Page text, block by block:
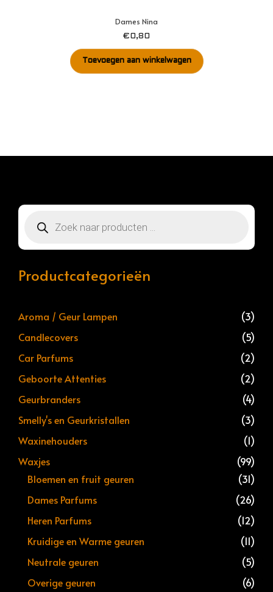
Dames Nina
€0,80
Toevoegen aan winkelwagen
zoeken
Productcategorieën
Aroma / Geur Lampen
(3)
Candlecovers
(5)
Car Parfums
(2)
Geboorte Attenties
(2)
Geurbranders
(4)
Smelly's en Geurkristallen
(3)
Waxinehouders
(1)
Waxjes
(99)
Bloemen en fruit geuren
(31)
Dames Parfums
(26)
Heren Parfums
(12)
Kruidige en Warme geuren
(11)
Neutrale geuren
(5)
Overige geuren
(6)